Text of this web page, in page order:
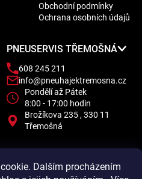
Dalším procházením
Obchodní podmínky
Ochrana osobních údajů
PNEUSERVIS TŘEMOŠNÁ
608 245 211
info@pneuhajektremosna.cz
Pondělí až Pátek
8:00 - 17:00 hodin
Brožíkova 235 , 330 11
Třemošná